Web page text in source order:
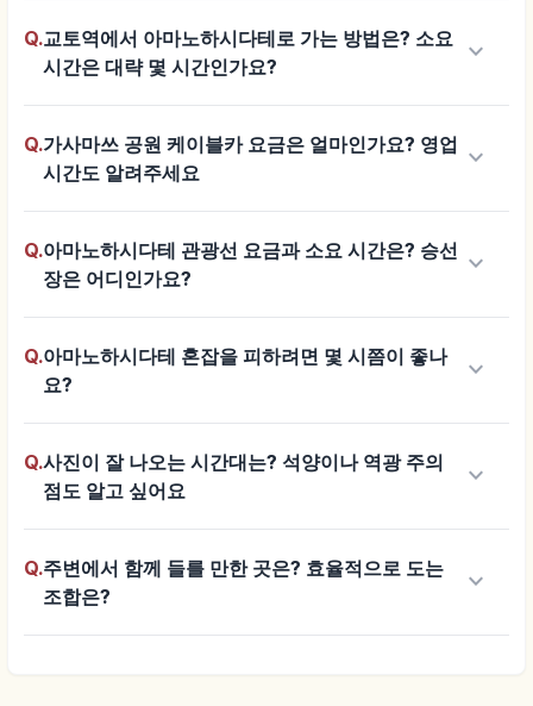
Q.교토역에서 아마노하시다테로 가는 방법은? 소요
시간은 대략 몇 시간인가요?
keyboard_arrow_down
Q.가사마쓰 공원 케이블카 요금은 얼마인가요? 영업
시간도 알려주세요
keyboard_arrow_down
Q.아마노하시다테 관광선 요금과 소요 시간은? 승선
장은 어디인가요?
keyboard_arrow_down
Q.아마노하시다테 혼잡을 피하려면 몇 시쯤이 좋나
요?
keyboard_arrow_down
Q.사진이 잘 나오는 시간대는? 석양이나 역광 주의
점도 알고 싶어요
keyboard_arrow_down
Q.주변에서 함께 들를 만한 곳은? 효율적으로 도는
조합은?
keyboard_arrow_down